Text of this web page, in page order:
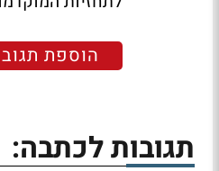
הוספת
תגובות לכתבה: